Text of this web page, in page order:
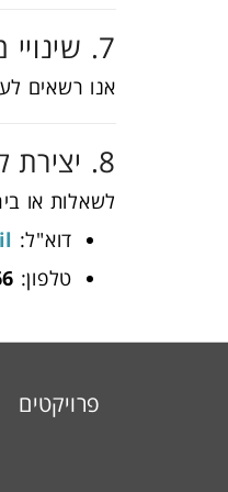
7. שינויי מדיניות
אנו רשאים
8. יצירת קשר
לשאלות או
דוא"ל:
טלפון:
פרויקטים